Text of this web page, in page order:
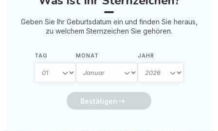
Geben Sie Ihr Geburtsdatum ein und finden Sie heraus,
zu welchem Sternzeichen Sie gehören.
TAG MONAT JAHR
Bestätigen